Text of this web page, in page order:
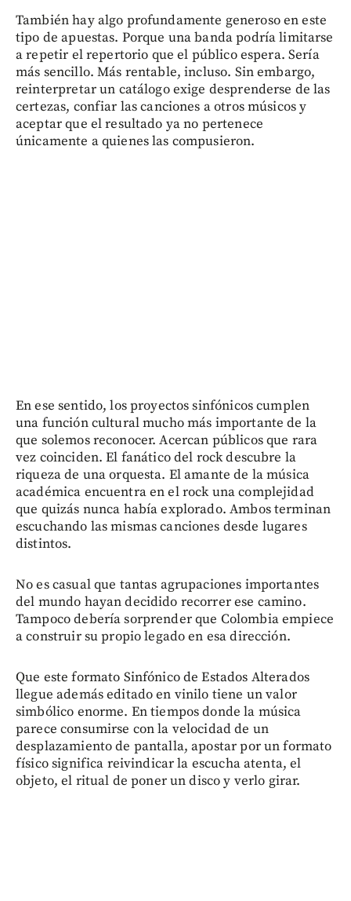
También hay algo profundamente generoso en este
tipo de apuestas. Porque una banda podría limitarse
a repetir el repertorio que el público espera. Sería
más sencillo. Más rentable, incluso. Sin embargo,
reinterpretar un catálogo exige desprenderse de las
certezas, confiar las canciones a otros músicos y
aceptar que el resultado ya no pertenece
únicamente a quienes las compusieron.
En ese sentido, los proyectos sinfónicos cumplen
una función cultural mucho más importante de la
que solemos reconocer. Acercan públicos que rara
vez coinciden. El fanático del rock descubre la
riqueza de una orquesta. El amante de la música
académica encuentra en el rock una complejidad
que quizás nunca había explorado. Ambos terminan
escuchando las mismas canciones desde lugares
distintos.
No es casual que tantas agrupaciones importantes
del mundo hayan decidido recorrer ese camino.
Tampoco debería sorprender que Colombia empiece
a construir su propio legado en esa dirección.
Que este formato Sinfónico de Estados Alterados
llegue además editado en vinilo tiene un valor
simbólico enorme. En tiempos donde la música
parece consumirse con la velocidad de un
desplazamiento de pantalla, apostar por un formato
físico significa reivindicar la escucha atenta, el
objeto, el ritual de poner un disco y verlo girar.